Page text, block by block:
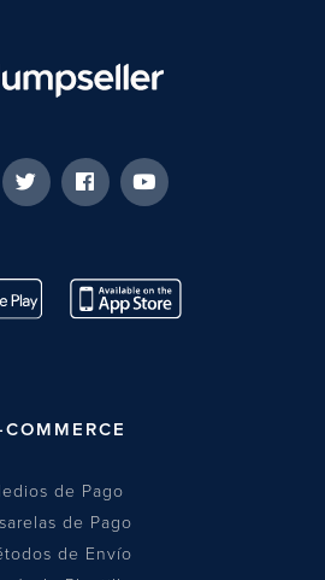
COMMERCE
de Pago
de Pago
de Envío